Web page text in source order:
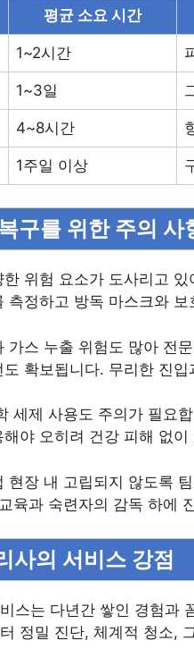
평균 소요 시간
1~2시간
1~3일
4~8시간
1주일 이상
구를 위한 주의 사
위험 요소가 도사리고
측정하고 방독 마스크와
가스 누출 위험도 많아 전
확보됩니다. 무리한 진
세제 사용도 주의가 필요
야 오히려 건강 피해 없
현장 내 고립되지 않도록
육과 숙련자의 감독 하에
사의 서비스 강점
스는 다년간 쌓인 경험과
정밀 진단, 체계적 청소,